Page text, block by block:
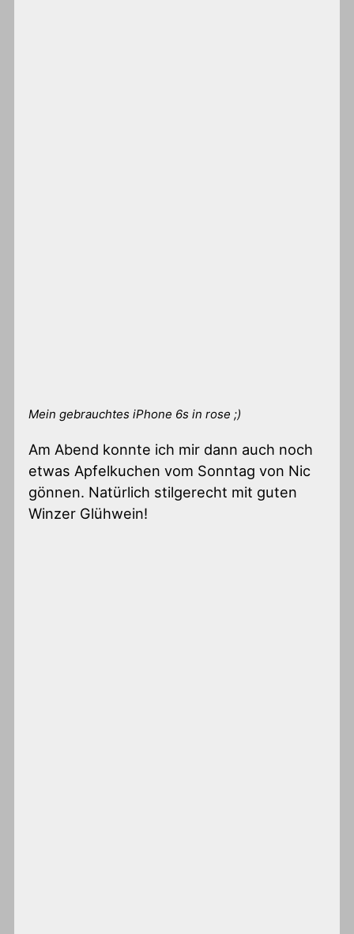
Mein gebrauchtes iPhone 6s in rose ;)
Am Abend konnte ich mir dann auch noch
etwas Apfelkuchen vom Sonntag von Nic
gönnen. Natürlich stilgerecht mit guten
Winzer Glühwein!